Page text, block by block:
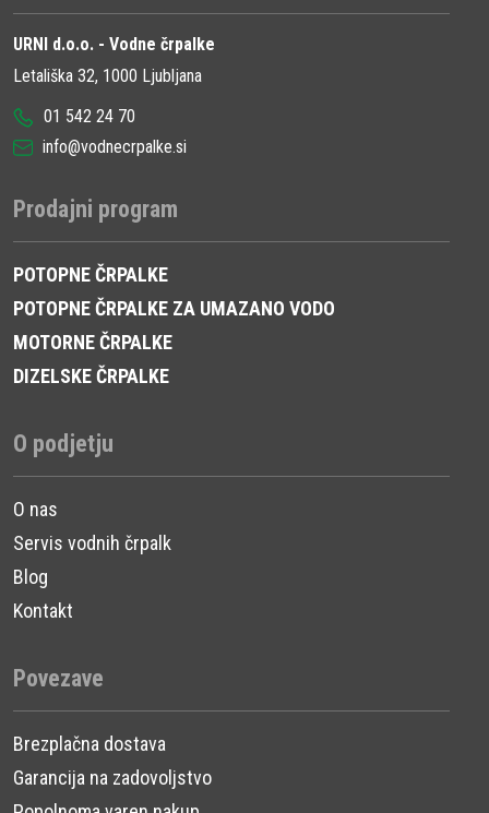
URNI d.o.o. - Vodne črpalke
Letališka 32, 1000 Ljubljana
01 542 24 70
info@vodnecrpalke.si
Prodajni program
POTOPNE ČRPALKE
POTOPNE ČRPALKE ZA UMAZANO VODO
MOTORNE ČRPALKE
DIZELSKE ČRPALKE
O podjetju
O nas
Servis vodnih črpalk
Blog
Kontakt
Povezave
Brezplačna dostava
Garancija na zadovoljstvo